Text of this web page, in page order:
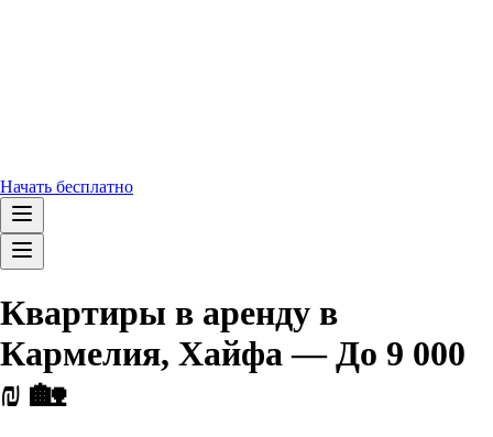
Начать бесплатно
Квартиры в аренду в
Кармелия, Хайфа — До 9 000
₪ 🏡